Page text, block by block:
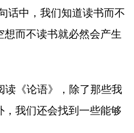
话中，我们知道读书而不
而不读书就必然会产生
读《论语》，除了那些我
我们还会找到一些能够